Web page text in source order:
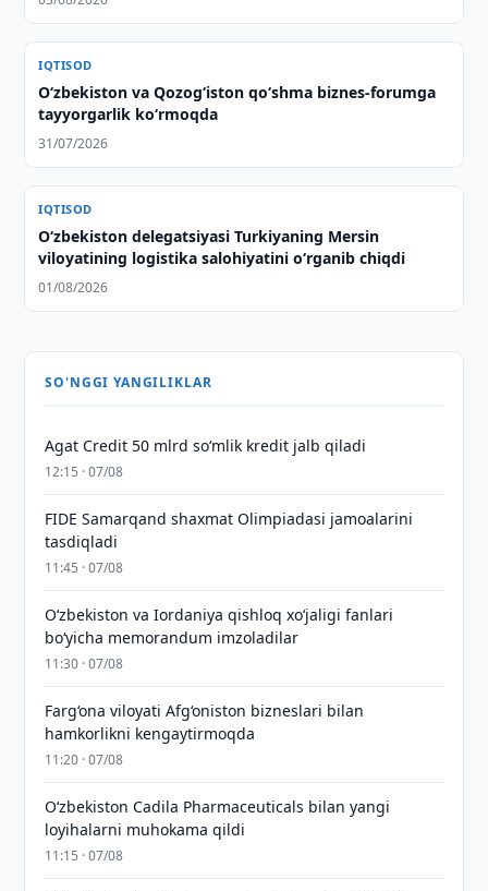
IQTISOD
O‘zbekiston va Qozog‘iston qo‘shma biznes-forumga
tayyorgarlik ko‘rmoqda
31/07/2026
IQTISOD
Oʻzbekiston delegatsiyasi Turkiyaning Mersin
viloyatining logistika salohiyatini oʻrganib chiqdi
01/08/2026
SO'NGGI YANGILIKLAR
Agat Credit 50 mlrd so‘mlik kredit jalb qiladi
12:15 · 07/08
FIDE Samarqand shaxmat Olimpiadasi jamoalarini
tasdiqladi
11:45 · 07/08
Oʻzbekiston va Iordaniya qishloq xoʻjaligi fanlari
boʻyicha memorandum imzoladilar
11:30 · 07/08
Farg‘ona viloyati Afg‘oniston bizneslari bilan
hamkorlikni kengaytirmoqda
11:20 · 07/08
Oʻzbekiston Cadila Pharmaceuticals bilan yangi
loyihalarni muhokama qildi
11:15 · 07/08